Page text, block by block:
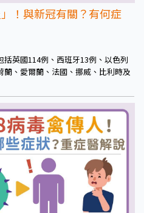
！與新冠有關？有何症
英國114例、西班牙13例、以色列
、愛爾蘭、法國、挪威、比利時及